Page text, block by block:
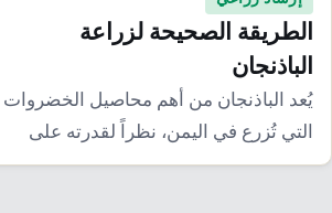
الطريقة الصحيحة لزراعة
الباذنجان
يُعد الباذنجان من أهم محاصيل الخضروات
التي تُزرع في اليمن، نظراً لقدرته على
التكيّف…